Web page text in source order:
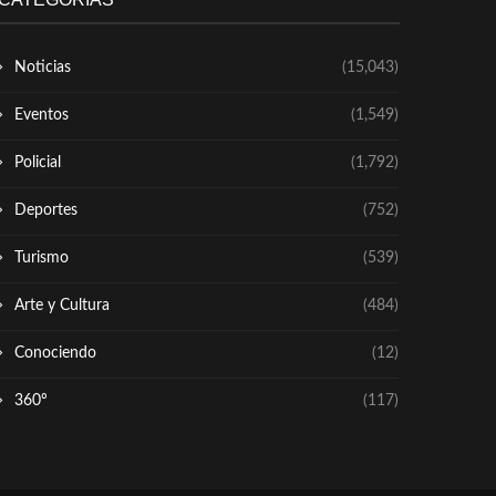
Noticias (15,043)
Eventos (1,549)
Policial (1,792)
Deportes (752)
Turismo (539)
Arte y Cultura (484)
Conociendo (12)
360º (117)